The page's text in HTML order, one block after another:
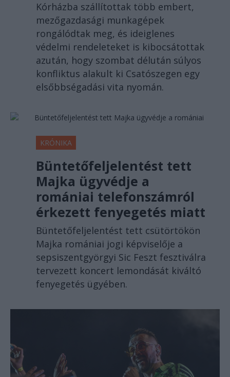
Kórházba szállítottak több embert,
mezőgazdasági munkagépek
rongálódtak meg, és ideiglenes
védelmi rendeleteket is kibocsátottak
azután, hogy szombat délután súlyos
konfliktus alakult ki Csatószegen egy
elsőbbségadási vita nyomán.
KRÓNIKA
Büntetőfeljelentést tett
Majka ügyvédje a
romániai telefonszámról
érkezett fenyegetés miatt
Büntetőfeljelentést tett csütörtökön
Majka romániai jogi képviselője a
sepsiszentgyörgyi Sic Feszt fesztiválra
tervezett koncert lemondását kiváltó
fenyegetés ügyében.